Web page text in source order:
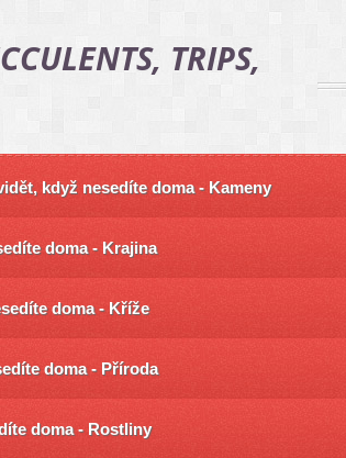
TRIPS,
když nesedíte doma - Kameny
doma - Krajina
doma - Kříže
doma - Příroda
doma - Rostliny